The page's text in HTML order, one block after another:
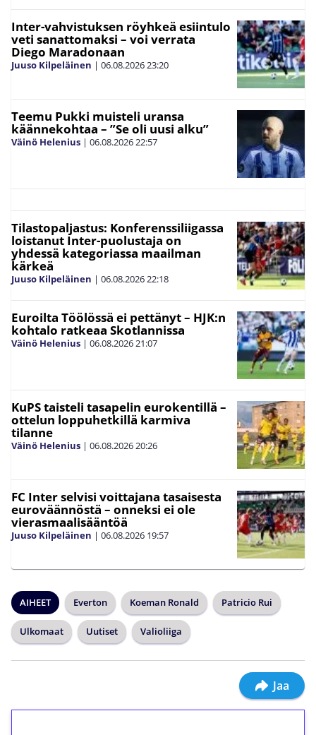
Inter-vahvistuksen röyhkeä esiintulo
veti sanattomaksi – voi verrata
Diego Maradonaan
Juuso Kilpeläinen | 06.08.202623:20
Teemu Pukki muisteli uransa
käännekohtaa – ”Se oli uusi alku”
Väinö Helenius | 06.08.202622:57
Tilastopaljastus: Konferenssiliigassa
loistanut Inter-puolustaja on
yhdessä kategoriassa maailman
kärkeä
Juuso Kilpeläinen | 06.08.202622:18
Euroilta Töölössä ei pettänyt – HJK:n
kohtalo ratkeaa Skotlannissa
Väinö Helenius | 06.08.202621:07
KuPS taisteli tasapelin eurokentillä –
ottelun loppuhetkillä karmiva
tilanne
Väinö Helenius | 06.08.202620:26
FC Inter selvisi voittajana tasaisesta
euroväännöstä – onneksi ei ole
vierasmaalisääntöä
Juuso Kilpeläinen | 06.08.2026 19:57
AIHEET Everton Koeman Ronald Patricio Rui
Ulkomaat Uutiset Valioliiga
Jaa